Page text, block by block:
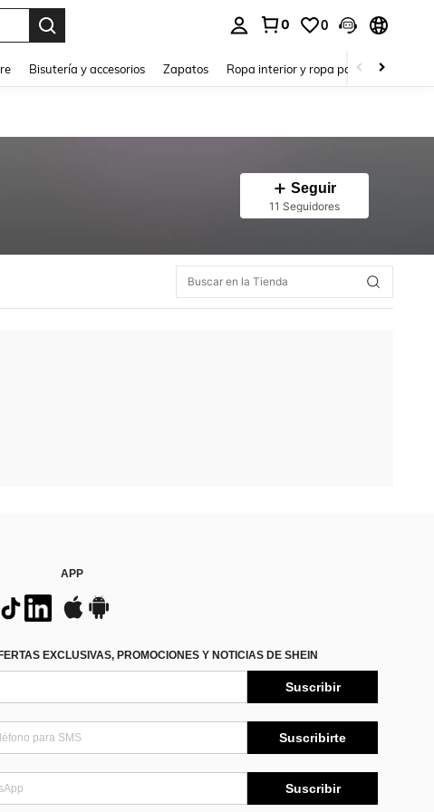
0 0
Bisutería y accesorios Zapatos Ropa interior y ropa para dormir
Seguir
11 Seguidores
APP
EXCLUSIVAS, PROMOCIONES Y NOTICIAS DE SHEIN
Suscribir
Suscribirte
Suscribir